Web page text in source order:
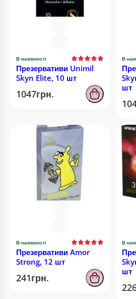
В наявності
Презервативи Unimil
Skyn Elite, 10 шт
1047грн.
В
шт
В наявності
Презервативи Amor
Strong, 12 шт
241грн.
В
шт